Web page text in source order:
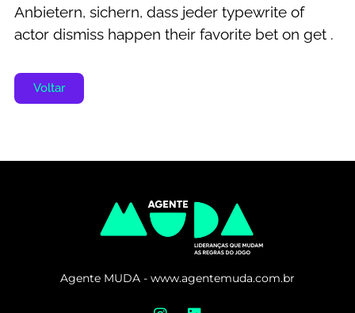
Anbietern, sichern, dass jeder typewrite of
actor dismiss happen their favorite bet on get .
Voltar
Agente MUDA - www.agentemuda.com.br